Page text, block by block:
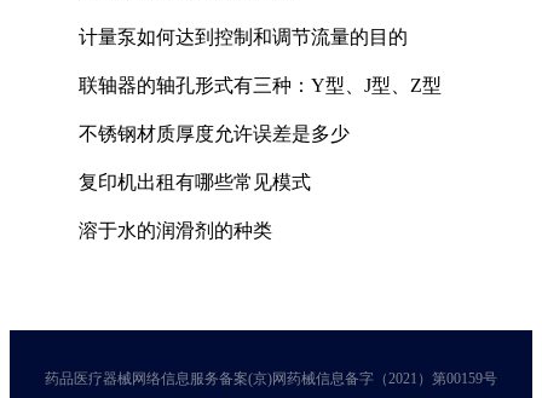
计量泵如何达到控制和调节流量的目的
联轴器的轴孔形式有三种：Y型、J型、Z型
不锈钢材质厚度允许误差是多少
复印机出租有哪些常见模式
溶于水的润滑剂的种类
药品医疗器械网络信息服务备案(京)网药械信息备字（2021）第00159号